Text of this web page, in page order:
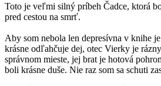
Toto je veľmi silný príbeh Čadce, ktorá
pred cestou na smrť.
Aby som nebola len depresívna v knihe
krásne odľahčuje dej, otec Vierky je
správnom mieste, jej brat je hotová
boli krásne duše. Nie raz som sa schuti